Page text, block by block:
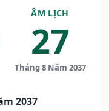
ÂM LỊCH
27
Tháng 8 Năm 2037
2037